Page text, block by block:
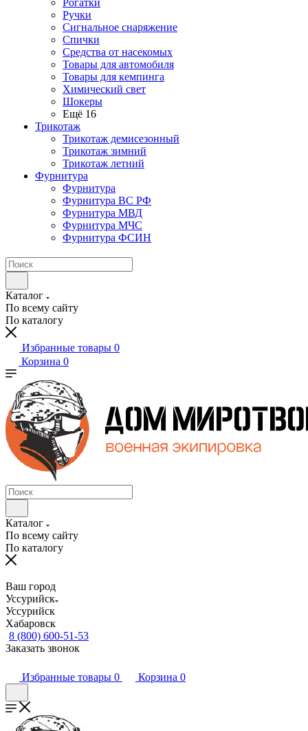
Рогатки
Ручки
Сигнальное снаряжение
Спички
Средства от насекомых
Товары для автомобиля
Товары для кемпинга
Химический свет
Шокеры
Ещё 16
Трикотаж
Трикотаж демисезонный
Трикотаж зимний
Трикотаж летний
Фурнитура
Фурнитура
Фурнитура ВС РФ
Фурнитура МВД
Фурнитура МЧС
Фурнитура ФСИН
Каталог
По всему сайту
По каталогу
Избранные товары 0
Корзина 0
Каталог
По всему сайту
По каталогу
Ваш город
Уссурийск
Уссурийск
Хабаровск
8 (800) 600-51-53
Заказать звонок
Избранные товары 0 Корзина 0